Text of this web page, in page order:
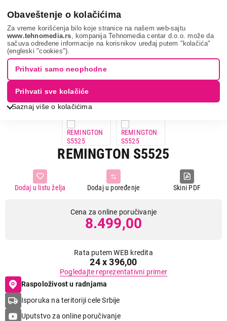
Obaveštenje o kolačićima
Za vreme korišćenja bilo koje stranice na našem web-sajtu
www.tehnomedia.rs , kompanija Tehnomedia centar d.o.o. može da
sačuva određene informacije na korisnikov uređaj putem "kolačića"
(engleski "cookies").
Saznaj više o kolačićima
Prihvati samo neophodne
Prihvati sve kolačiće
Nega tela, lepota i zdravlje Ženska nega
Prese za kosu
Remington s5525...
REMINGTON S5525
Skini PDF
Dodaj u poređenje
Dodaj u listu želja
Cena za online poručivanje
8.499,00
Rata putem WEB kredita
24 x 396,00
Pogledajte reprezentativni primer
Raspoloživost u radnjama
Isporuka na teritoriji cele Srbije
Uputstvo za online poručivanje